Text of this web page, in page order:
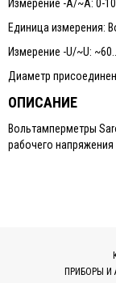
Измерение -А/~А: 0-
Единица измерения:
Измерение -U/~U:
Диаметр
ОПИСАНИЕ
Вольтамперметры
рабочего напряжения
ПРИБОРЫ